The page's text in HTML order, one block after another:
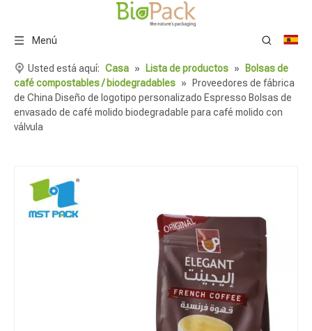
Menú
Usted está aquí: Casa » Lista de productos »
Bolsas de
café compostables / biodegradables »
Proveedores de fábrica
de China Diseño de logotipo personalizado Espresso Bolsas de
envasado de café molido biodegradable para café molido con
válvula